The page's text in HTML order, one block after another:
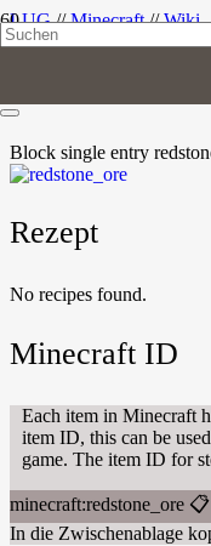
LUG//Minecraft//Wiki
Block single entry
Rezept
No recipes found.
Minecraft ID
Each item in Minecraft
item ID, this can be
game. The item ID for
minecraft:redstone_ore 📋
In die Zwischenablage